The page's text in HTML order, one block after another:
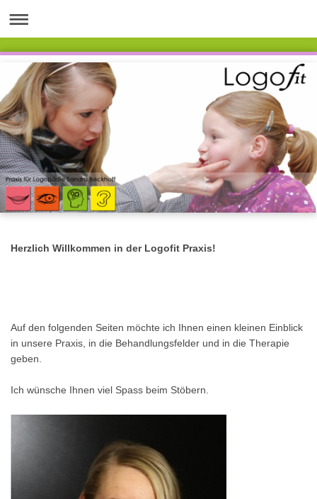
Herzlich Willkommen in der Logofit Praxis!
Auf den folgenden Seiten möchte ich Ihnen einen kleinen Einblick
in unsere Praxis, in die Behandlungsfelder und in die Therapie
geben.
Ich wünsche Ihnen viel Spass beim Stöbern.